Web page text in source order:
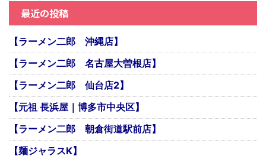
最近の投稿
【ラーメン二郎 沖縄店】
【ラーメン二郎 名古屋大曽根店】
【ラーメン二郎 仙台店2】
【元祖 長浜屋｜博多市中央区】
【ラーメン二郎 朝倉街道駅前店】
【麺ジャラスK】